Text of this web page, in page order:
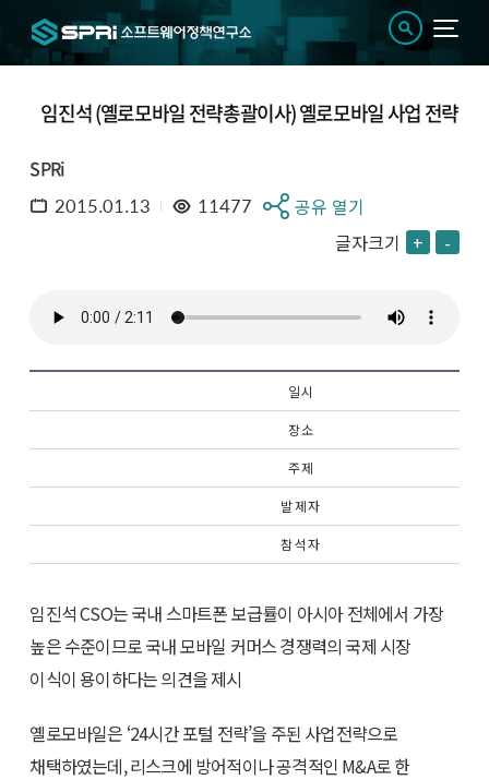
임진석 (옐로모바일 전략총괄이사) 옐로모바일 사업 전략
SPRi
2015.01.13 11477
공유 열기
글자크기 + -
일 시
장 소
주 제
발 제 자
참 석 자
임진석 CSO는 국내 스마트폰 보급률이 아시아 전체에서 가장
높은 수준이므로 국내 모바일 커머스 경쟁력의 국제 시장
이식이 용이하다는 의견을 제시
옐로모바일은 ‘24시간 포털 전략’을 주된 사업전략으로
채택하였는데, 리스크에 방어적이나 공격적인 M&A로 한